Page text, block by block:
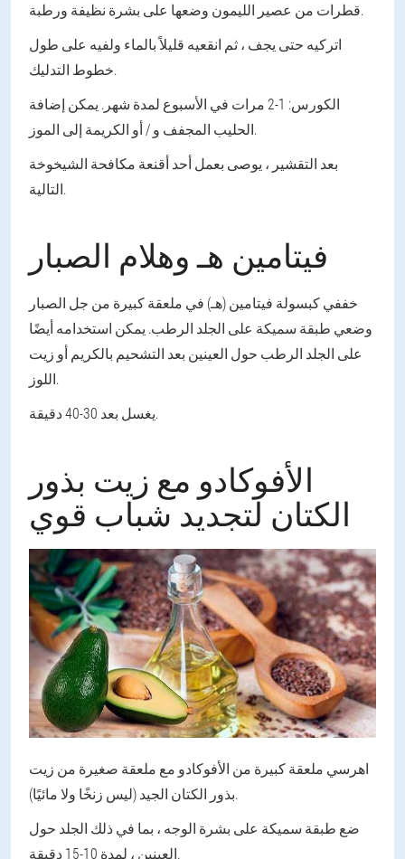
قطرات من عصير الليمون وضعها على بشرة نظيفة ورطبة.
اتركيه حتى يجف ، ثم انقعيه قليلاً بالماء ولفيه على طول
خطوط التدليك.
الكورس: 1-2 مرات في الأسبوع لمدة شهر. يمكن إضافة
الحليب المجفف و / أو الكريمة إلى الموز.
بعد التقشير ، يوصى بعمل أحد أقنعة مكافحة الشيخوخة
التالية.
فيتامين هـ وهلام الصبار
خففي كبسولة فيتامين (هـ) في ملعقة كبيرة من جل الصبار
وضعي طبقة سميكة على الجلد الرطب. يمكن استخدامه أيضًا
على الجلد الرطب حول العينين بعد التشحيم بالكريم أو زيت
اللوز.
يغسل بعد 30-40 دقيقة.
الأفوكادو مع زيت بذور
الكتان لتجديد شباب قوي
اهرسي ملعقة كبيرة من الأفوكادو مع ملعقة صغيرة من زيت
بذور الكتان الجيد (ليس زنخًا ولا مائيًا).
ضع طبقة سميكة على بشرة الوجه ، بما في ذلك الجلد حول
العينين ، لمدة 10-15 دقيقة.